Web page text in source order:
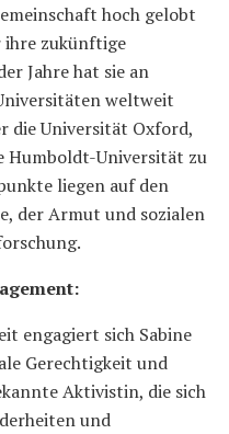
hoch gelobt
zukünftige
Jahre hat sie an
weltweit
die Universität Oxford,
Humboldt-Universität zu
liegen auf den
der Armut und sozialen
engagiert sich Sabine
Gerechtigkeit und
Aktivistin, die sich
und